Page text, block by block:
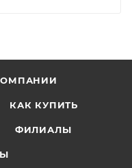
КАК КУПИТЬ
ФИЛИАЛЫ